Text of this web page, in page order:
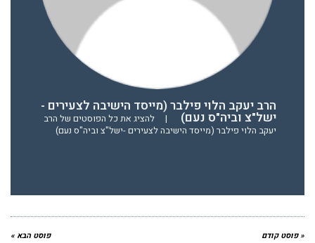
הרב יעקב הלוי פילבר (מייסד הישיבה לצעירים -
ישל"צ וביה"ס נעם) |
להציג את כל הפוסטים של הרב
יעקב הלוי פילבר (מייסד הישיבה לצעירים -ישל"צ וביה"ס נעם)
« פוסט קודם פוסט הבא »